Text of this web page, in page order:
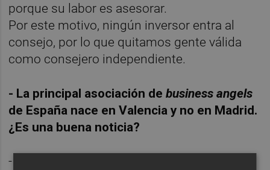
porque su labor es asesorar.
Por este motivo, ningún inversor entra al
consejo, por lo que quitamos gente válida
como consejero independiente.
- La principal asociación debusiness angels
de España nace en Valencia y no en Madrid.
¿Es una buena noticia?
- Es muy bueno. Mi trabajo es gestionar un